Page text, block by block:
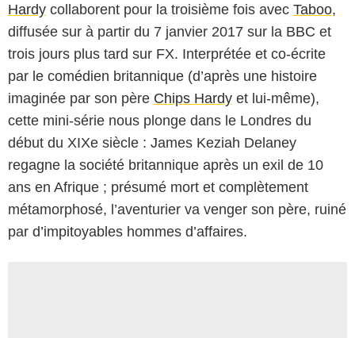
Hardy collaborent pour la troisième fois avec Taboo,
diffusée sur à partir du 7 janvier 2017 sur la BBC et
trois jours plus tard sur FX. Interprétée et co-écrite
par le comédien britannique (d’après une histoire
imaginée par son père Chips Hardy et lui-même),
cette mini-série nous plonge dans le Londres du
début du XIXe siècle : James Keziah Delaney
regagne la société britannique après un exil de 10
ans en Afrique ; présumé mort et complètement
métamorphosé, l’aventurier va venger son père, ruiné
par d’impitoyables hommes d’affaires.